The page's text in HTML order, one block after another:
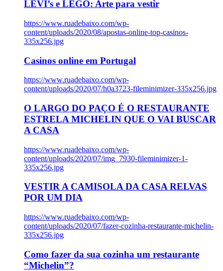
LEVI’s e LEGO: Arte para vestir
https://www.ruadebaixo.com/wp-
content/uploads/2020/08/apostas-online-top-casinos-
335x256.jpg
Casinos online em Portugal
https://www.ruadebaixo.com/wp-
content/uploads/2020/07/h0a3723-fileminimizer-335x256.jpg
O LARGO DO PAÇO É O RESTAURANTE
ESTRELA MICHELIN QUE O VAI BUSCAR
A CASA
https://www.ruadebaixo.com/wp-
content/uploads/2020/07/img_7930-fileminimizer-1-
335x256.jpg
VESTIR A CAMISOLA DA CASA RELVAS
POR UM DIA
https://www.ruadebaixo.com/wp-
content/uploads/2020/07/fazer-cozinha-restaurante-michelin-
335x256.jpg
Como fazer da sua cozinha um restaurante
“Michelin”?